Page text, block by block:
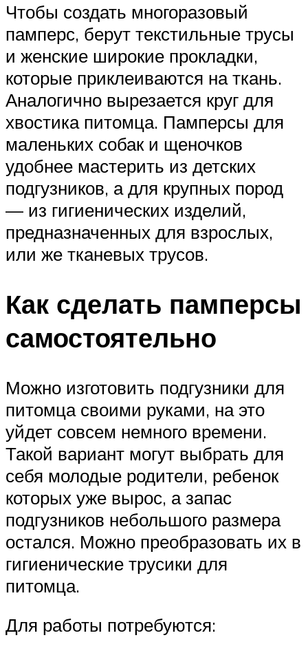
Чтобы создать многоразовый
памперс, берут текстильные трусы
и женские широкие прокладки,
которые приклеиваются на ткань.
Аналогично вырезается круг для
хвостика питомца. Памперсы для
маленьких собак и щеночков
удобнее мастерить из детских
подгузников, а для крупных пород
— из гигиенических изделий,
предназначенных для взрослых,
или же тканевых трусов.
Как сделать памперсы
самостоятельно
Можно изготовить подгузники для
питомца своими руками, на это
уйдет совсем немного времени.
Такой вариант могут выбрать для
себя молодые родители, ребенок
которых уже вырос, а запас
подгузников небольшого размера
остался. Можно преобразовать их в
гигиенические трусики для
питомца.
Для работы потребуются: